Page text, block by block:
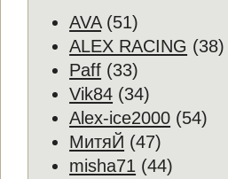
AVA(51)
ALEX RACING (38)
Paff (33)
Vik84 (34)
Alex-ice2000 (54)
МитяЙ (47)
misha71 (44)